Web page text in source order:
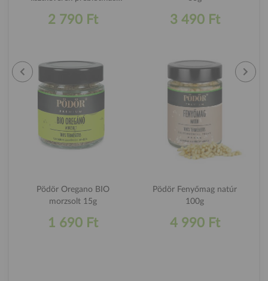
2 790 Ft
Pödör Oregano BIO
morzsolt 15g
1 690 Ft
3 490 Ft
Pödör Fenyőmag natúr
100g
4 990 Ft